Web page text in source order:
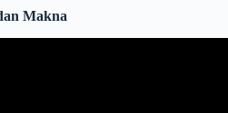
Makna